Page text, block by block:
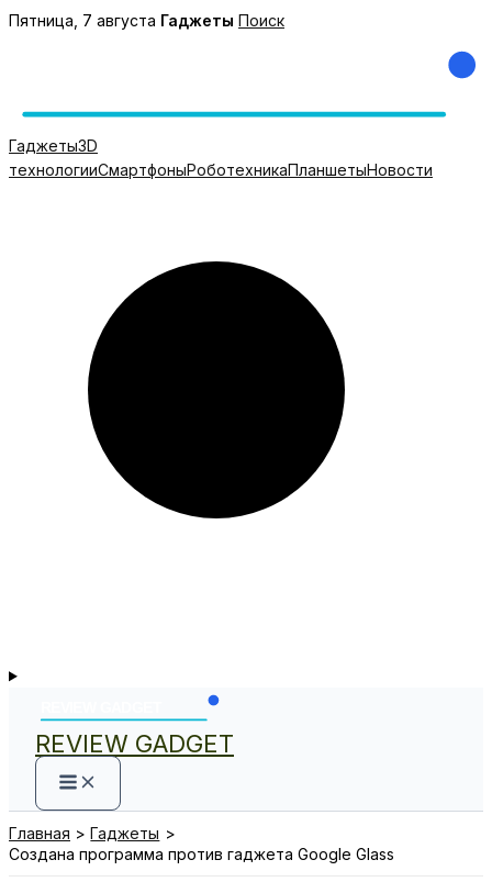
Перейти
Пятница, 7 августа Гаджеты Поиск
Гаджеты3D
технологииСмартфоныРоботехникаПланшетыНовости
REVIEW GADGET
Главная
Гаджеты
Создана программа против гаджета Google Glass